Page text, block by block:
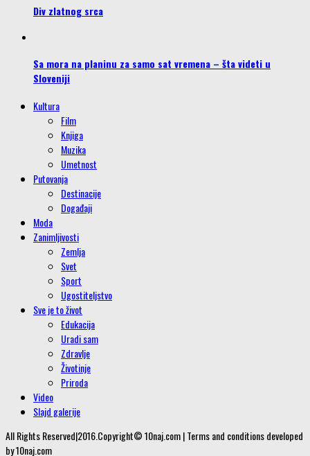
Div zlatnog srca
Sa mora na planinu za samo sat vremena – šta videti u
Sloveniji
Kultura
Film
Knjiga
Muzika
Umetnost
Putovanja
Destinacije
Događaji
Moda
Zanimljivosti
Zemlja
Svet
Sport
Ugostiteljstvo
Sve je to život
Edukacija
Uradi sam
Zdravlje
Životinje
Priroda
Video
Slajd galerije
All Rights Reserved|2016.Copyright© 10naj.com | Terms and conditions developed
by 10naj.com